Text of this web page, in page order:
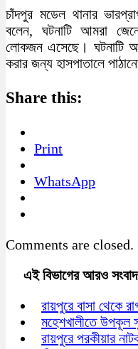
চাঁদপুর মডেল থানার
বলেন, ঘটনাটি আমরা
লোকজন এসেছে। ঘটনাটি
করার জন্য হাসপাতালে
Share this:
Print
WhatsApp
Comments are closed.
এই বিভাগের আরও সংবাদ
রায়পুরে বাসা থেকে
মহেশখালীতে উপকূল
রায়পুরে পরকীয়ার